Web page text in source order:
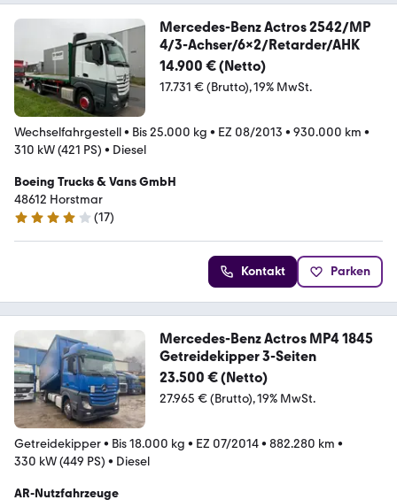
Mercedes-Benz Actros 2542/MP
4/3-Achser/6x2/Retarder/AHK
14.900 € (Netto)
17.731 € (Brutto) 19% MwSt.
Wechselfahrgestell• Bis 25.000 kg • EZ 08/2013 • 930.000 km •
310 kW (421 PS) • Diesel
Boeing Trucks & Vans GmbH
48612 Horstmar
4.1 Sterne
(17)
Kontakt Parken
Mercedes-Benz Actros MP4 1845
Getreidekipper 3-Seiten
23.500 € (Netto)
27.965 € (Brutto) 19% MwSt.
Getreidekipper• Bis 18.000 kg • EZ 07/2014• 882.280 km •
330 kW (449 PS) • Diesel
AR-Nutzfahrzeuge